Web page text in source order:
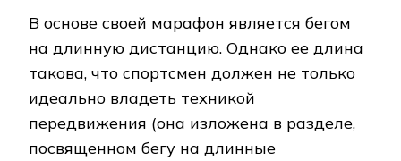
В основе своей марафон является бегом
на длинную дистанцию. Однако ее длина
такова, что спортсмен должен не только
идеально владеть техникой
передвижения (она изложена в разделе,
посвященном бегу на длинные